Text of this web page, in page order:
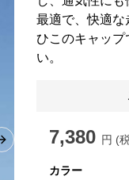
Next slide
最適で、快適
ひこのキャップ
い。
7,380 円 (
カラー